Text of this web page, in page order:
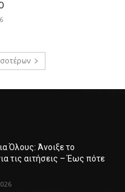
Όλους: Άνοιξε το
τις αιτήσεις – Έως πότε